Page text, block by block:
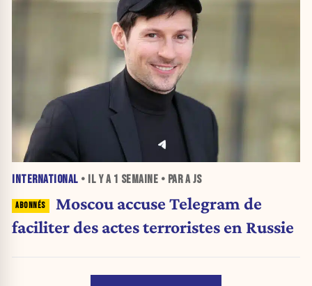
INTERNATIONAL • IL Y A 1 SEMAINE • PAR A JS
Moscou accuse Telegram de
faciliter des actes terroristes en Russie